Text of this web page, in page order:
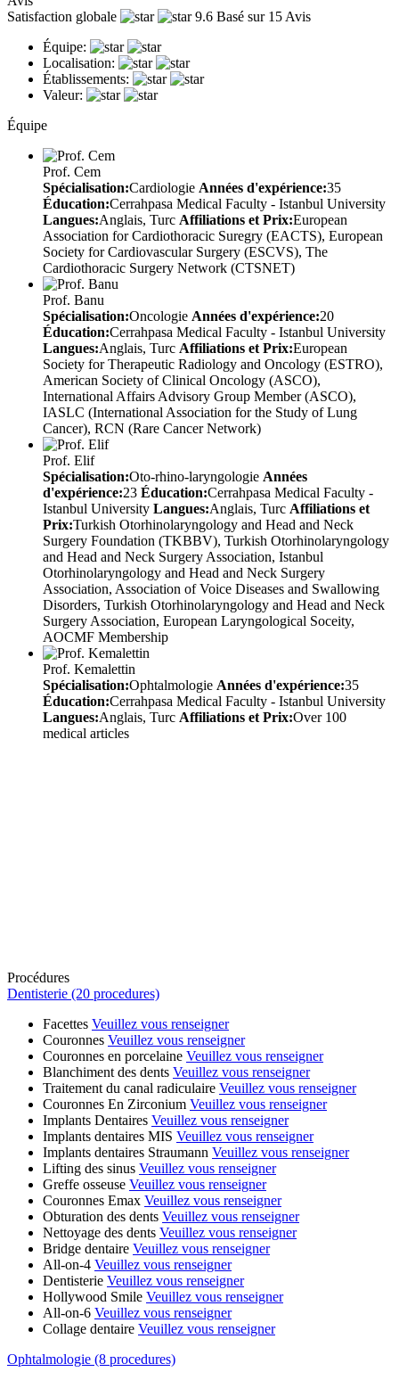
Satisfaction globale
9.6 Basé sur 15 Avis
Équipe:
Localisation:
Établissements:
Valeur:
Équipe
Prof. Cem
Spécialisation:Cardiologie Années d'expérience:35
Éducation:Cerrahpasa Medical Faculty - Istanbul University
Langues:Anglais, Turc Affiliations et Prix:European
Association for Cardiothoracic Suregry (EACTS), European
Society for Cardiovascular Surgery (ESCVS), The
Cardiothoracic Surgery Network (CTSNET)
Prof. Banu
Spécialisation:Oncologie Années d'expérience:20
Éducation:Cerrahpasa Medical Faculty - Istanbul University
Langues:Anglais, Turc Affiliations et Prix:European
Society for Therapeutic Radiology and Oncology (ESTRO),
American Society of Clinical Oncology (ASCO),
International Affairs Advisory Group Member (ASCO),
IASLC (International Association for the Study of Lung
Cancer), RCN (Rare Cancer Network)
Prof. Elif
Spécialisation:Oto-rhino-laryngologie Années
d'expérience:23 Éducation:Cerrahpasa Medical Faculty -
Istanbul University Langues:Anglais, Turc Affiliations et
Prix:Turkish Otorhinolaryngology and Head and Neck
Surgery Foundation (TKBBV), Turkish Otorhinolaryngology
and Head and Neck Surgery Association, Istanbul
Otorhinolaryngology and Head and Neck Surgery
Association, Association of Voice Diseases and Swallowing
Disorders, Turkish Otorhinolaryngology and Head and Neck
Surgery Association, European Laryngological Soceity,
AOCMF Membership
Prof. Kemalettin
Spécialisation:Ophtalmologie Années d'expérience:35
Éducation:Cerrahpasa Medical Faculty - Istanbul University
Langues:Anglais, Turc Affiliations et Prix:Over 100
medical articles
Procédures
Dentisterie (20 procedures)
Facettes Veuillez vous renseigner
Couronnes Veuillez vous renseigner
Couronnes en porcelaine Veuillez vous renseigner
Blanchiment des dents Veuillez vous renseigner
Traitement du canal radiculaire Veuillez vous renseigner
Couronnes En Zirconium Veuillez vous renseigner
Implants Dentaires Veuillez vous renseigner
Implants dentaires MIS Veuillez vous renseigner
Implants dentaires Straumann Veuillez vous renseigner
Lifting des sinus Veuillez vous renseigner
Greffe osseuse Veuillez vous renseigner
Couronnes Emax Veuillez vous renseigner
Obturation des dents Veuillez vous renseigner
Nettoyage des dents Veuillez vous renseigner
Bridge dentaire Veuillez vous renseigner
All-on-4 Veuillez vous renseigner
Dentisterie Veuillez vous renseigner
Hollywood Smile Veuillez vous renseigner
All-on-6 Veuillez vous renseigner
Collage dentaire Veuillez vous renseigner
Ophtalmologie (8 procedures)